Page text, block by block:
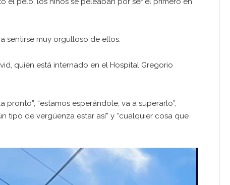
sentirse muy orgulloso de ellos.
quién está internado en el Hospital Gregorio
“estamos esperándole, va a superarlo”,
tipo de vergüenza estar así” y “cualquier cosa que